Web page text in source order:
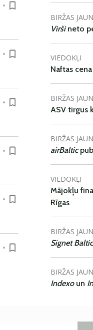
BIRŽAS
Viršineto
VIEDOKĻI
Naftas
BIRŽAS
ASV tirgus
BIRŽAS
airBaltic
VIEDOKĻI
Mājokļu
Rīgas
BIRŽAS
Signet
BIRŽAS
Indexoun